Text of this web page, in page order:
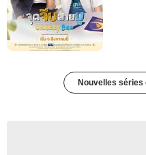
Nouvelles séries